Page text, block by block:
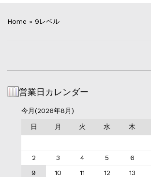
Home » 9レベル
営業日カレンダー
今月(2026年8月)
日 月 火 水 木
2
3 4 5 6
9
10 11 12 13